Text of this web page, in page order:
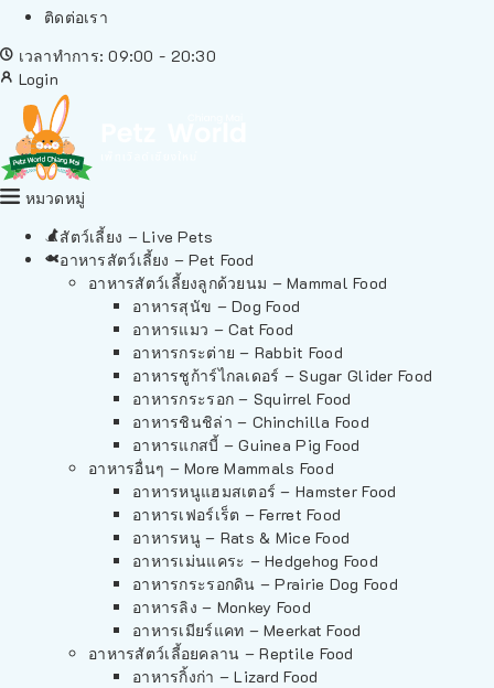
ติดต่อเรา
เวลาทำการ: 09:00 - 20:30
Login
หมวดหมู่
สัตว์เลี้ยง – Live Pets
อาหารสัตว์เลี้ยง – Pet Food
อาหารสัตว์เลี้ยงลูกด้วยนม – Mammal Food
อาหารสุนัข – Dog Food
อาหารแมว – Cat Food
อาหารกระต่าย – Rabbit Food
อาหารชูก้าร์ไกลเดอร์ – Sugar Glider Food
อาหารกระรอก – Squirrel Food
อาหารชินชิล่า – Chinchilla Food
อาหารแกสบี้ – Guinea Pig Food
อาหารอื่นๆ – More Mammals Food
อาหารหนูแฮมสเตอร์ – Hamster Food
อาหารเฟอร์เร็ต – Ferret Food
อาหารหนู – Rats & Mice Food
อาหารเม่นแคระ – Hedgehog Food
อาหารกระรอกดิน – Prairie Dog Food
อาหารลิง – Monkey Food
อาหารเมียร์แคท – Meerkat Food
อาหารสัตว์เลี้อยคลาน – Reptile Food
อาหารกิ้งก่า – Lizard Food